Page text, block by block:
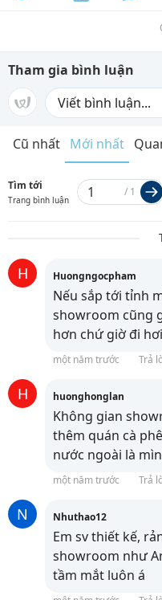
Tham gia bình luận
Cũ nhất Mới nhất
Tìm tới
Trang bình luận
/ 1
H Huongngocpham
Nếu sắp tới tỉnh
showroom cũng
hơn chứ giờ đi
một năm trước Trả
H huonghonglan
Không gian
thêm quán cà
nước ngoài là
một năm trước Trả
N Nhuthao12
Em sv thiết kế,
showroom như
tầm mắt luôn á